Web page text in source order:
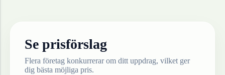
Se prisförslag
Flera företag konkurrerar om ditt uppdrag, vilket ger
dig bästa möjliga pris.